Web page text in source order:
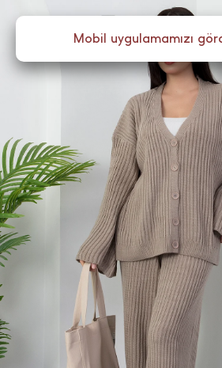
Menü
Mobil uygulamamızı